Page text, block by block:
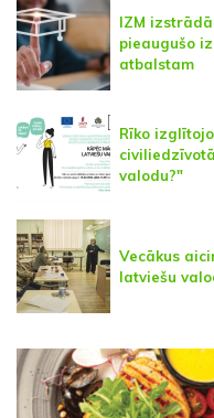
IZM
pieaugušo
atbalstam
Rīko
valodu?"
Vecākus
latviešu